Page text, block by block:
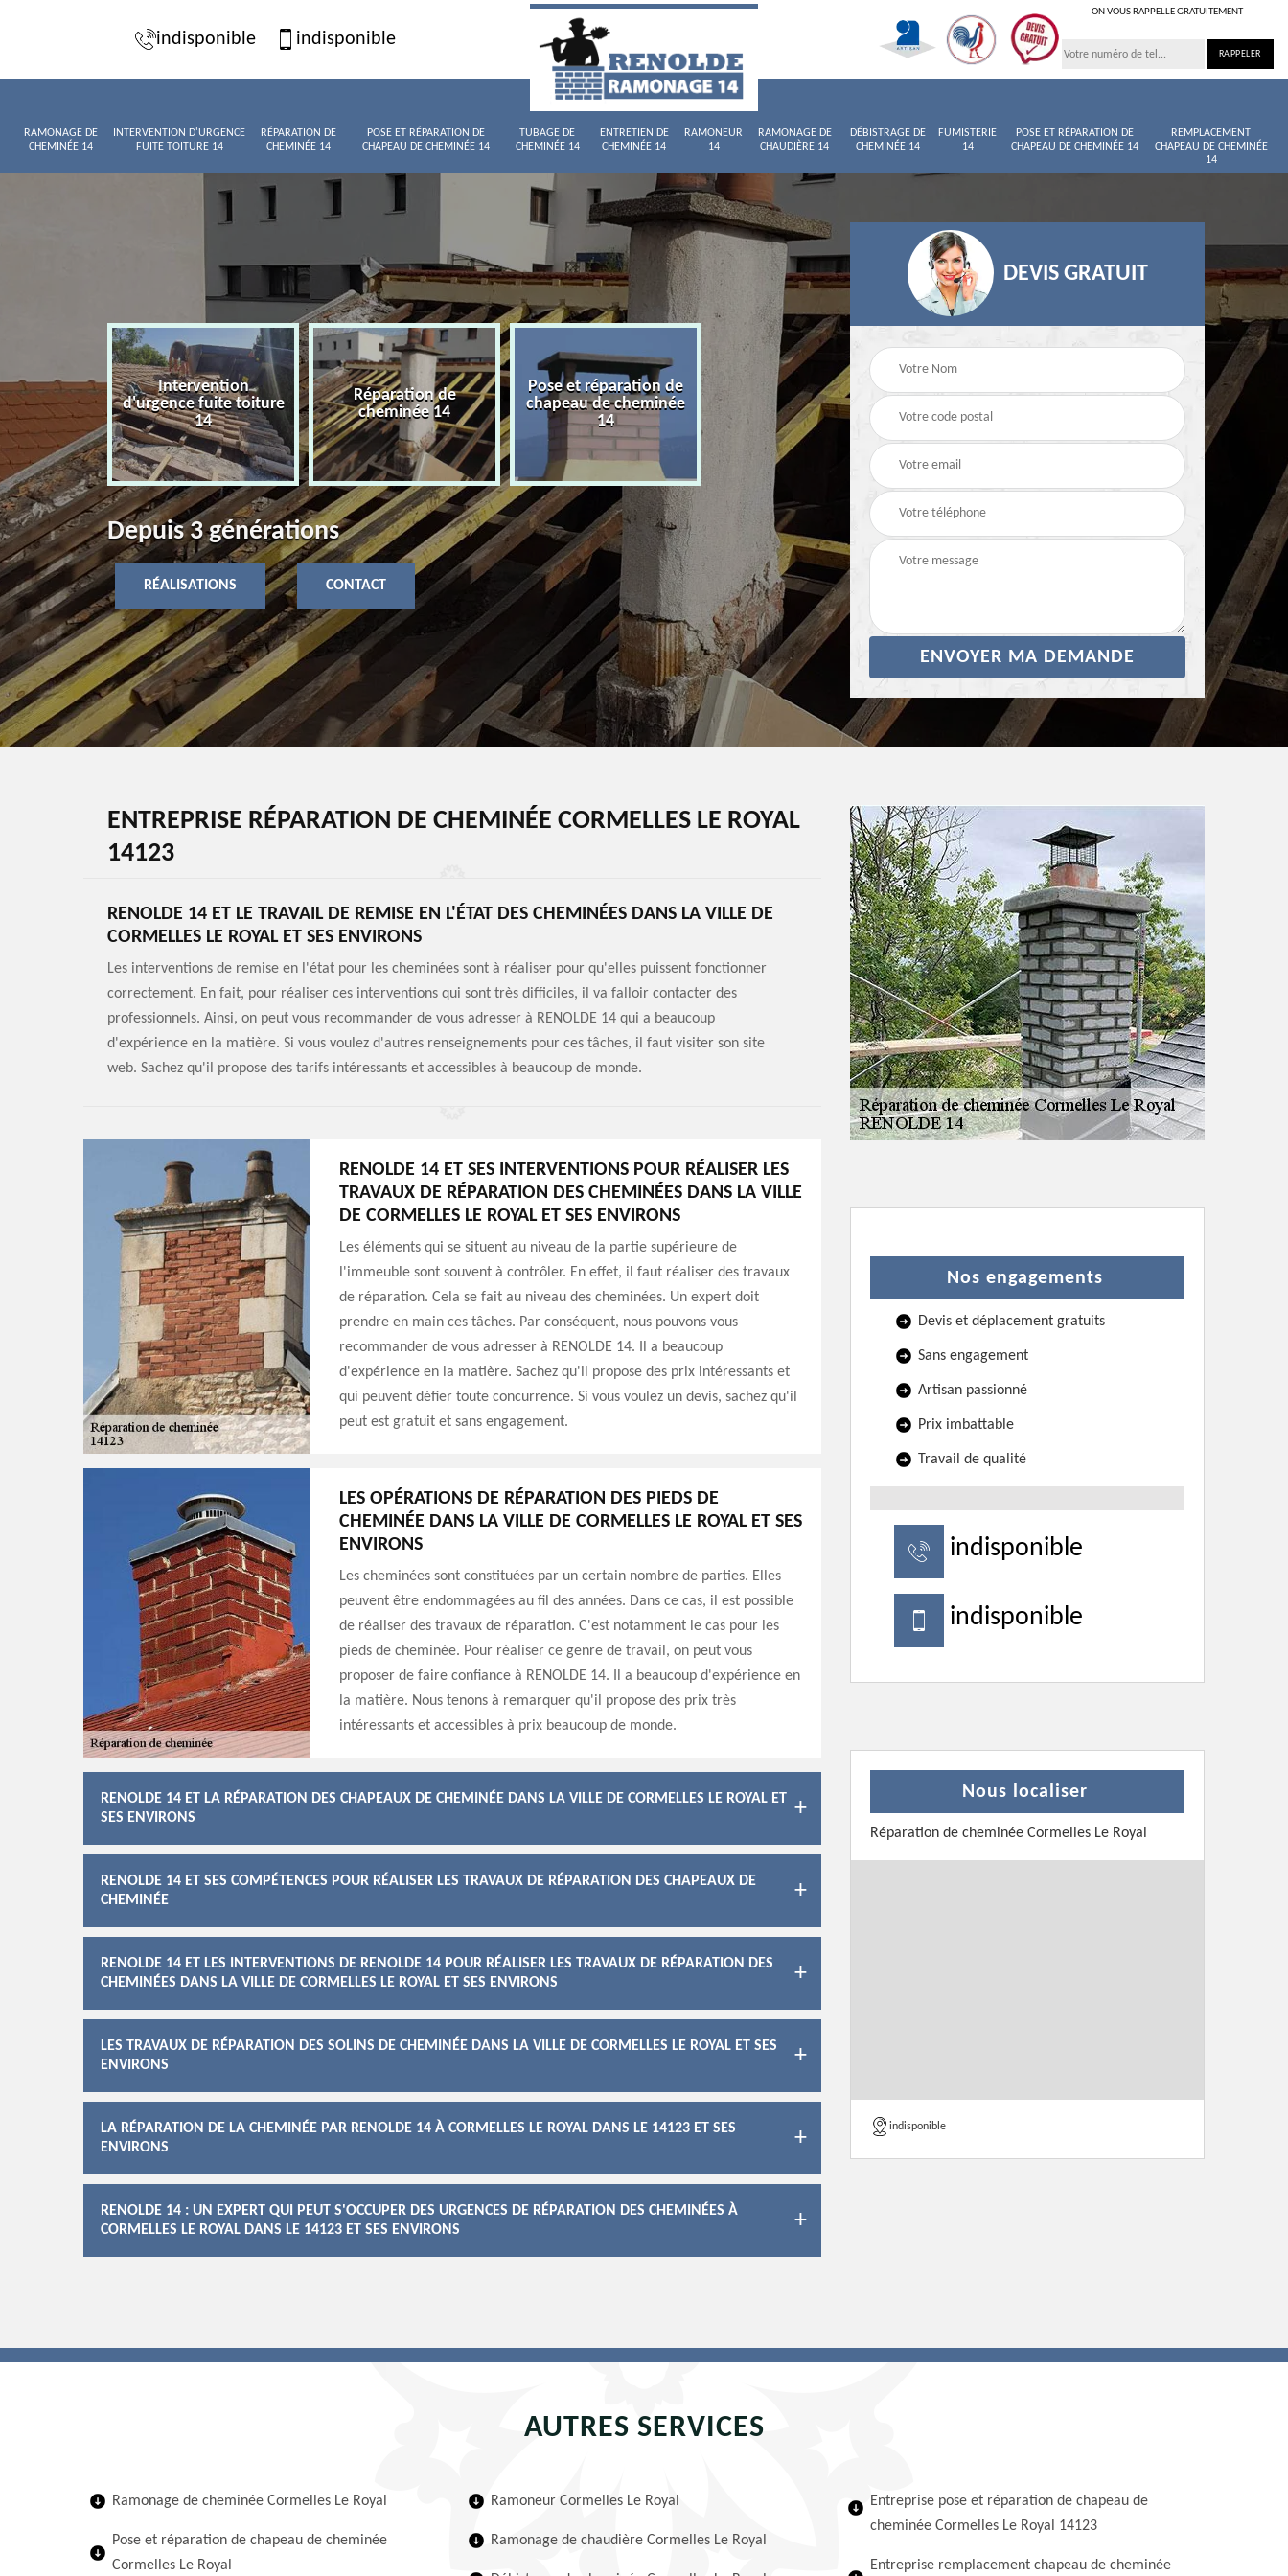
indisponible indisponible
ON VOUS RAPPELLE GRATUITEMENT
RAMONAGE DE
CHEMINÉE 14
INTERVENTION D'URGENCE
FUITE TOITURE 14
RÉPARATION DE
CHEMINÉE 14
POSE ET RÉPARATION DE
CHAPEAU DE CHEMINÉE 14
TUBAGE DE
CHEMINÉE 14
ENTRETIEN DE
CHEMINÉE 14
RAMONEUR
14
RAMONAGE DE
CHAUDIÈRE 14
DÉBISTRAGE DE
CHEMINÉE 14
FUMISTERIE
14
POSE ET RÉPARATION DE
CHAPEAU DE CHEMINÉE 14
REMPLACEMENT
CHAPEAU DE CHEMINÉE
14
de
14
Intervention
d'urgence fuite toiture
14
Réparation de
cheminée 14
Pose et réparation de
chapeau de cheminée
14
Tubage de cheminée
14
Entretien de cheminée
Ramoneur 14
Depuis 3 générations
RÉALISATIONS CONTACT
DEVIS GRATUIT
ENTREPRISE RÉPARATION DE CHEMINÉE CORMELLES LE ROYAL
14123
RENOLDE 14 ET LE TRAVAIL DE REMISE EN L'ÉTAT DES CHEMINÉES DANS LA VILLE DE
CORMELLES LE ROYAL ET SES ENVIRONS
Les interventions de remise en l'état pour les cheminées sont à réaliser pour qu'elles puissent fonctionner
correctement. En fait, pour réaliser ces interventions qui sont très difficiles, il va falloir contacter des
professionnels. Ainsi, on peut vous recommander de vous adresser à RENOLDE 14 qui a beaucoup
d'expérience en la matière. Si vous voulez d'autres renseignements pour ces tâches, il faut visiter son site
web. Sachez qu'il propose des tarifs intéressants et accessibles à beaucoup de monde.
RENOLDE 14 ET SES INTERVENTIONS POUR RÉALISER LES
TRAVAUX DE RÉPARATION DES CHEMINÉES DANS LA VILLE
DE CORMELLES LE ROYAL ET SES ENVIRONS
Les éléments qui se situent au niveau de la partie supérieure de
l'immeuble sont souvent à contrôler. En effet, il faut réaliser des travaux
de réparation. Cela se fait au niveau des cheminées. Un expert doit
prendre en main ces tâches. Par conséquent, nous pouvons vous
recommander de vous adresser à RENOLDE 14. Il a beaucoup
d'expérience en la matière. Sachez qu'il propose des prix intéressants et
qui peuvent défier toute concurrence. Si vous voulez un devis, sachez qu'il
peut est gratuit et sans engagement.
LES OPÉRATIONS DE RÉPARATION DES PIEDS DE
CHEMINÉE DANS LA VILLE DE CORMELLES LE ROYAL ET SES
ENVIRONS
Les cheminées sont constituées par un certain nombre de parties. Elles
peuvent être endommagées au fil des années. Dans ce cas, il est possible
de réaliser des travaux de réparation. C'est notamment le cas pour les
pieds de cheminée. Pour réaliser ce genre de travail, on peut vous
proposer de faire confiance à RENOLDE 14. Il a beaucoup d'expérience en
la matière. Nous tenons à remarquer qu'il propose des prix très
intéressants et accessibles à prix beaucoup de monde.
RENOLDE 14 ET LA RÉPARATION DES CHAPEAUX DE CHEMINÉE DANS LA VILLE DE CORMELLES LE ROYAL ET
SES ENVIRONS
RENOLDE 14 ET SES COMPÉTENCES POUR RÉALISER LES TRAVAUX DE RÉPARATION DES CHAPEAUX DE
CHEMINÉE
RENOLDE 14 ET LES INTERVENTIONS DE RENOLDE 14 POUR RÉALISER LES TRAVAUX DE RÉPARATION DES
CHEMINÉES DANS LA VILLE DE CORMELLES LE ROYAL ET SES ENVIRONS
LES TRAVAUX DE RÉPARATION DES SOLINS DE CHEMINÉE DANS LA VILLE DE CORMELLES LE ROYAL ET SES
ENVIRONS
LA RÉPARATION DE LA CHEMINÉE PAR RENOLDE 14 À CORMELLES LE ROYAL DANS LE 14123 ET SES
ENVIRONS
RENOLDE 14 : UN EXPERT QUI PEUT S'OCCUPER DES URGENCES DE RÉPARATION DES CHEMINÉES À
CORMELLES LE ROYAL DANS LE 14123 ET SES ENVIRONS
Nos engagements
Devis et déplacement gratuits
Sans engagement
Artisan passionné
Prix imbattable
Travail de qualité
indisponible
indisponible
Nous localiser
Réparation de cheminée Cormelles Le Royal
indisponible
AUTRES SERVICES
Ramonage de cheminée Cormelles Le Royal
Pose et réparation de chapeau de cheminée
Cormelles Le Royal
Ramoneur Cormelles Le Royal
Ramonage de chaudière Cormelles Le Royal
Entreprise pose et réparation de chapeau de
cheminée Cormelles Le Royal 14123
Entreprise remplacement chapeau de cheminée